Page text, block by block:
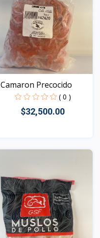
Camaron Precocido
( 0 )
$32,500.00
Vista